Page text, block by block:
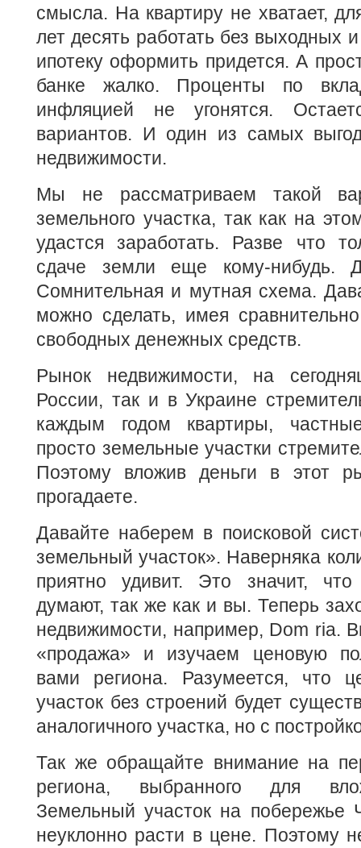
смысла. На квартиру не хватает,
лет десять работать без выходных
ипотеку оформить придется. А
банке жалко. Проценты по
инфляцией не угонятся.
вариантов. И один из самых
недвижимости.
Мы не рассматриваем такой
земельного участка, так как на
удастся заработать. Разве что
сдаче земли еще кому-
Сомнительная и мутная схема.
можно сделать, имея
свободных денежных средств.
Рынок недвижимости, на
России, так и в Украине
каждым годом квартиры,
просто земельные участки
Поэтому вложив деньги в этот
прогадаете.
Давайте наберем в поисковой
земельный участок». Наверняка
приятно удивит. Это значит,
думают, так же как и вы. Теперь
недвижимости, например, Dom ria.
«продажа» и изучаем ценовую
вами региона. Разумеется, что
участок без строений будет
аналогичного участка, но с
Так же обращайте внимание на
региона, выбранного для
Земельный участок на побережье
неуклонно расти в цене. Поэтому